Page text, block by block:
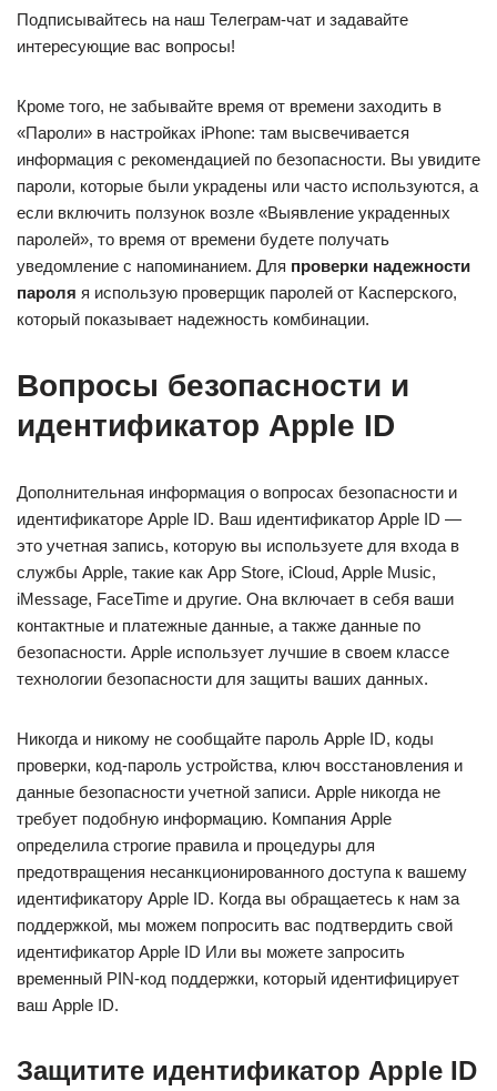
Подписывайтесь на наш Телеграм-чат и задавайте
интересующие вас вопросы!
Кроме того, не забывайте время от времени заходить в
«Пароли» в настройках iPhone: там высвечивается
информация с рекомендацией по безопасности. Вы увидите
пароли, которые были украдены или часто используются, а
если включить ползунок возле «Выявление украденных
паролей», то время от времени будете получать
уведомление с напоминанием. Для проверки надежности
пароля я использую проверщик паролей от Касперского,
который показывает надежность комбинации.
Вопросы безопасности и
идентификатор Apple ID
Дополнительная информация о вопросах безопасности и
идентификаторе Apple ID. Ваш идентификатор Apple ID —
это учетная запись, которую вы используете для входа в
службы Apple, такие как App Store, iCloud, Apple Music,
iMessage, FaceTime и другие. Она включает в себя ваши
контактные и платежные данные, а также данные по
безопасности. Apple использует лучшие в своем классе
технологии безопасности для защиты ваших данных.
Никогда и никому не сообщайте пароль Apple ID, коды
проверки, код-пароль устройства, ключ восстановления и
данные безопасности учетной записи. Apple никогда не
требует подобную информацию. Компания Apple
определила строгие правила и процедуры для
предотвращения несанкционированного доступа к вашему
идентификатору Apple ID. Когда вы обращаетесь к нам за
поддержкой, мы можем попросить вас подтвердить свой
идентификатор Apple ID Или вы можете запросить
временный PIN-код поддержки, который идентифицирует
ваш Apple ID.
Защитите идентификатор Apple ID